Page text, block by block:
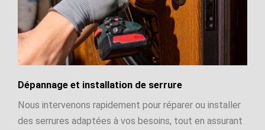
Dépannage et installation de serrure
Nous intervenons rapidement pour réparer ou installer
des serrures adaptées à vos besoins, tout en assurant